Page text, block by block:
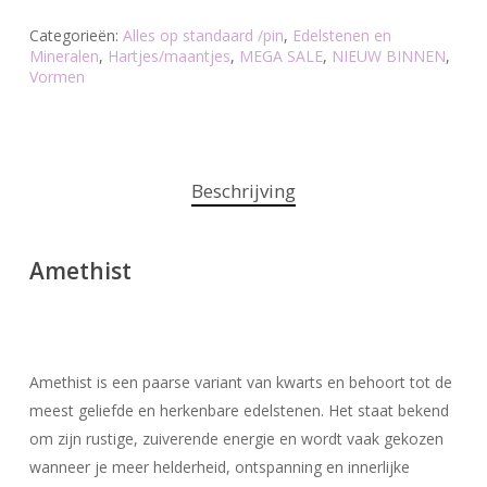
Categorieën: Alles op standaard /pin, Edelstenen en
Mineralen, Hartjes/maantjes, MEGA SALE, NIEUW BINNEN,
Vormen
Beschrijving
Amethist
Amethist is een paarse variant van kwarts en behoort tot de
meest geliefde en herkenbare edelstenen. Het staat bekend
om zijn rustige, zuiverende energie en wordt vaak gekozen
wanneer je meer helderheid, ontspanning en innerlijke